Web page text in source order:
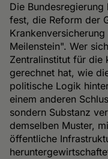
Die
fest, die Reform der
Meilenstein". Wer
Zentralinstitut für die
gerechnet hat, wie
politische Logik
einem anderen
sondern Substanz
demselben Muster,
öffentliche